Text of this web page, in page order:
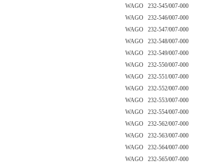
WAGO 232-545/007-000
WAGO 232-546/007-000
WAGO 232-547/007-000
WAGO 232-548/007-000
WAGO 232-549/007-000
WAGO 232-550/007-000
WAGO 232-551/007-000
WAGO 232-552/007-000
WAGO 232-553/007-000
WAGO 232-554/007-000
WAGO 232-562/007-000
WAGO 232-563/007-000
WAGO 232-564/007-000
WAGO 232-565/007-000